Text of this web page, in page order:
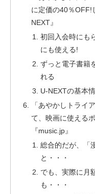
に定価の40％OFF!
NEXT』
初回入会時にも
にも使える!
ずっと電子書籍
れる
U-NEXTの基本
「あやかしトライ
て、映画に使える
『music.jp』
総合的だが、「
と・・・
でも、実際に月
も・・・